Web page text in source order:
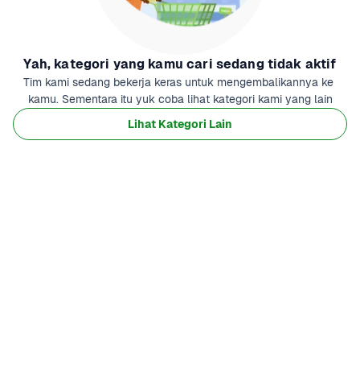
Yah, kategori yang kamu cari sedang tidak aktif
Tim kami sedang bekerja keras untuk mengembalikannya ke
kamu. Sementara itu yuk coba lihat kategori kami yang lain
Lihat Kategori Lain